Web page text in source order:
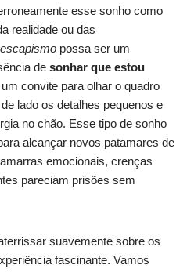
esse sonho como
realidade ou das
escapismo possa ser um
de sonhar que estou
convite para olhar o quadro
lado os detalhes pequenos e
no chão. Esse tipo de sonho
alcançar novos patamares de
emocionais, crenças
pareciam prisões sem
suavemente sobre os
fascinante. Vamos